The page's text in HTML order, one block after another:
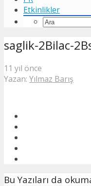
Etkinlikler
saglik-2Bilac-
11 yıl önce
Yazan: Yılmaz Barış
Bu Yazıları da